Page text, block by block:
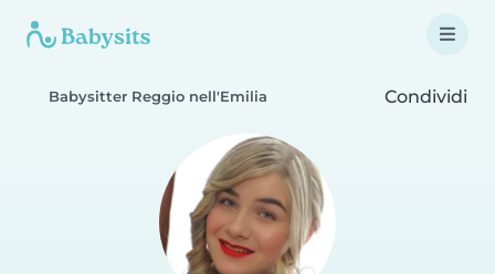
Babysitter Reggio nell'Emilia Condividi